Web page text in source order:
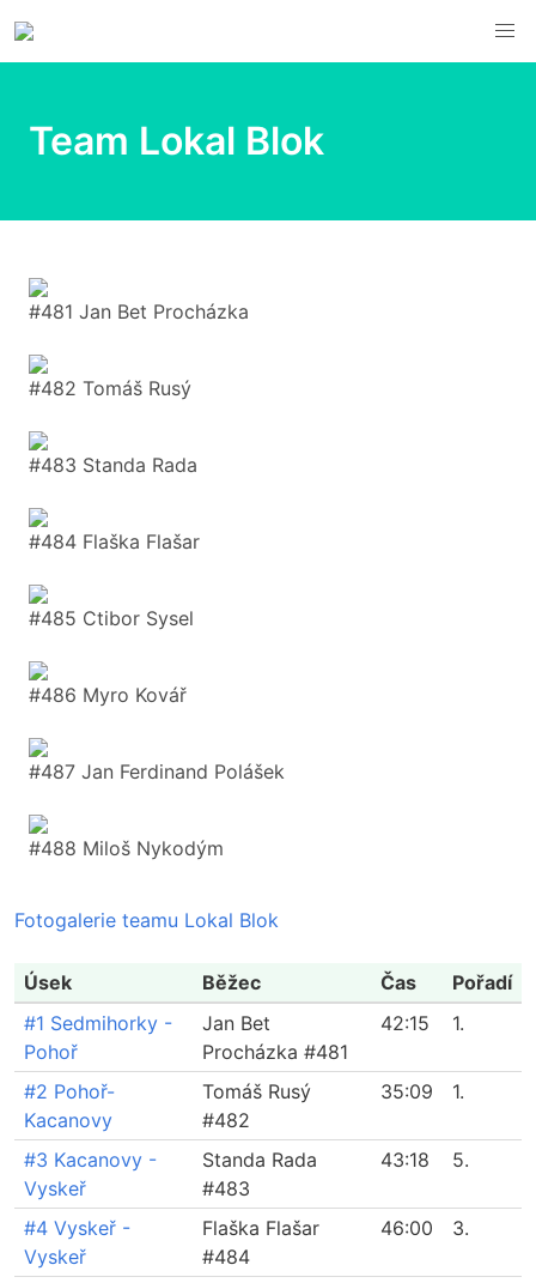
Team Lokal Blok
#481 Jan Bet Procházka
#482 Tomáš Rusý
#483 Standa Rada
#484 Flaška Flašar
#485 Ctibor Sysel
#486 Myro Kovář
#487 Jan Ferdinand Polášek
#488 Miloš Nykodým
Fotogalerie teamu Lokal Blok
Úsek Běžec Čas
Pořadí
#1 Sedmihorky -
Pohoř
Jan Bet
Procházka #481
42:15 1.
#2 Pohoř-
Kacanovy
Tomáš Rusý
#482
35:09 1.
#3 Kacanovy -
Vyskeř
Standa Rada
#483
43:18 5.
#4 Vyskeř -
Vyskeř
Flaška Flašar
#484
46:00 3.